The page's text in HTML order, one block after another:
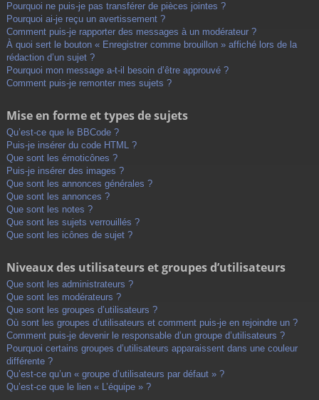
Pourquoi ne puis-je pas transférer de pièces jointes ?
Pourquoi ai-je reçu un avertissement ?
Comment puis-je rapporter des messages à un modérateur ?
À quoi sert le bouton « Enregistrer comme brouillon » affiché lors de la
rédaction d’un sujet ?
Pourquoi mon message a-t-il besoin d’être approuvé ?
Comment puis-je remonter mes sujets ?
Mise en forme et types de sujets
Qu’est-ce que le BBCode ?
Puis-je insérer du code HTML ?
Que sont les émoticônes ?
Puis-je insérer des images ?
Que sont les annonces générales ?
Que sont les annonces ?
Que sont les notes ?
Que sont les sujets verrouillés ?
Que sont les icônes de sujet ?
Niveaux des utilisateurs et groupes d’utilisateurs
Que sont les administrateurs ?
Que sont les modérateurs ?
Que sont les groupes d’utilisateurs ?
Où sont les groupes d’utilisateurs et comment puis-je en rejoindre un ?
Comment puis-je devenir le responsable d’un groupe d’utilisateurs ?
Pourquoi certains groupes d’utilisateurs apparaissent dans une couleur
différente ?
Qu’est-ce qu’un « groupe d’utilisateurs par défaut » ?
Qu’est-ce que le lien « L’équipe » ?